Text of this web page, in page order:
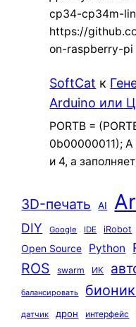
cp34-cp34m-
https://
on-raspberry-pi
SoftCat к
Arduino или
PORTB =
0b00000011); А
и 4, а
3D-печать AI
DIY Google IDE iRobot
Open Source Python
ROS swarm ИК
балансировать
датчик дрон интерфейс